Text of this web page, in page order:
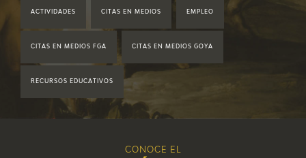
2017
ACTIVIDADES CITAS EN MEDIOS EMPLEO
CITAS EN MEDIOS FGA CITAS EN MEDIOS GOYA
RECURSOS EDUCATIVOS
CONOCE EL